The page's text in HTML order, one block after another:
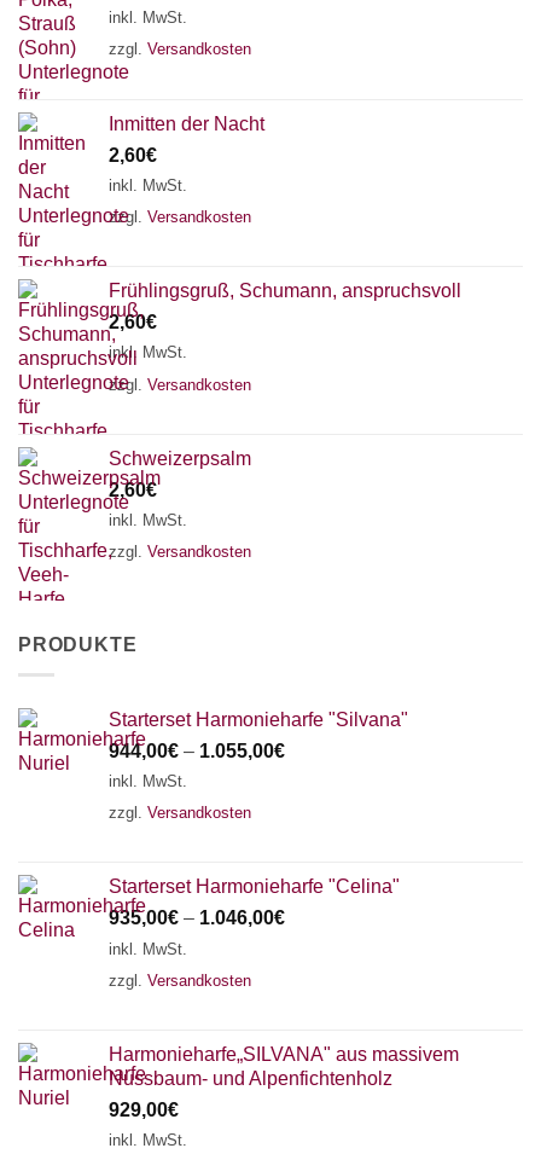
inkl. MwSt.
zzgl. Versandkosten
Inmitten der Nacht
2,60€
inkl. MwSt.
zzgl. Versandkosten
Frühlingsgruß, Schumann, anspruchsvoll
2,60€
inkl. MwSt.
zzgl. Versandkosten
Schweizerpsalm
2,60€
inkl. MwSt.
zzgl. Versandkosten
PRODUKTE
Starterset Harmonieharfe "Silvana"
944,00€ – 1.055,00€
inkl. MwSt.
zzgl. Versandkosten
Starterset Harmonieharfe "Celina"
935,00€ – 1.046,00€
inkl. MwSt.
zzgl. Versandkosten
Harmonieharfe„SILVANA" aus massivem
Nussbaum- und Alpenfichtenholz
929,00€
inkl. MwSt.